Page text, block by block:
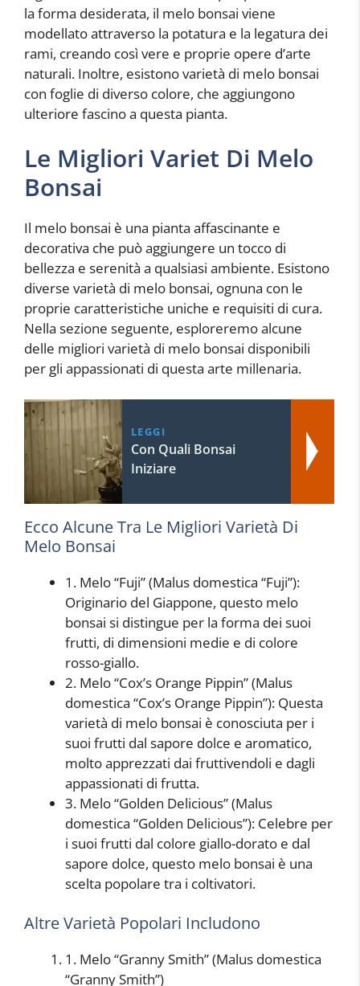
la forma desiderata, il melo bonsai viene
modellato attraverso la potatura e la legatura dei
rami, creando così vere e proprie opere d’arte
naturali. Inoltre, esistono varietà di melo bonsai
con foglie di diverso colore, che aggiungono
ulteriore fascino a questa pianta.
Le Migliori Variet Di Melo
Bonsai
Il melo bonsai è una pianta affascinante e
decorativa che può aggiungere un tocco di
bellezza e serenità a qualsiasi ambiente. Esistono
diverse varietà di melo bonsai, ognuna con le
proprie caratteristiche uniche e requisiti di cura.
Nella sezione seguente, esploreremo alcune
delle migliori varietà di melo bonsai disponibili
per gli appassionati di questa arte millenaria.
LEGGI
Con Quali Bonsai
Iniziare
Ecco Alcune Tra Le Migliori Varietà Di
Melo Bonsai
1. Melo “Fuji” (Malus domestica “Fuji”):
Originario del Giappone, questo melo
bonsai si distingue per la forma dei suoi
frutti, di dimensioni medie e di colore
rosso-giallo.
2. Melo “Cox’s Orange Pippin” (Malus
domestica “Cox’s Orange Pippin”): Questa
varietà di melo bonsai è conosciuta per i
suoi frutti dal sapore dolce e aromatico,
molto apprezzati dai fruttivendoli e dagli
appassionati di frutta.
3. Melo “Golden Delicious” (Malus
domestica “Golden Delicious”): Celebre per
i suoi frutti dal colore giallo-dorato e dal
sapore dolce, questo melo bonsai è una
scelta popolare tra i coltivatori.
Altre Varietà Popolari Includono
1. Melo “Granny Smith” (Malus domestica
“Granny Smith”)